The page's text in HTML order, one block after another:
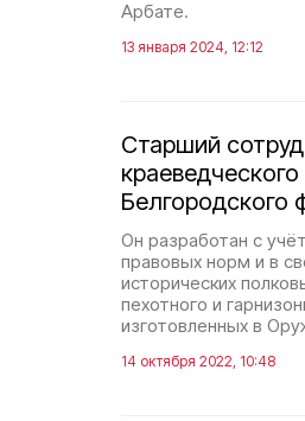
Арбате.
13 января 2024, 12:12
Старший
Белгородского
Он разработан с
правовых норм и в
исторических
пехотного и
изготовленных в
14 октября 2022, 10:48